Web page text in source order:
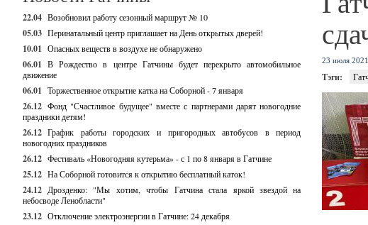
22.04 Возобновил работу сезонный маршрут № 10
05.03 Перинатальный центр приглашает на День открытых дверей!
10.01 Опасных веществ в воздухе не обнаружено
06.01 В Рождество в центре Гатчины будет перекрыто автомобильное
движение
06.01 Торжественное открытие катка на Соборной - 7 января
26.12 Фонд "Счастливое будущее" вместе с партнерами дарят новогодние
праздники детям!
26.12 График работы городских и пригородных автобусов в период
новогодних праздников
26.12 Фестиваль «Новогодняя кутерьма» - с 1 по 8 января в Гатчине
25.12 На Соборной готовится к открытию бесплатный каток!
24.12 Дрозденко: "Мы хотим, чтобы Гатчина стала яркой звездой на
небосводе Ленобласти"
23.12 Отключение электроэнергии в Гатчине: 24 декабря
23 июля 2021
Тэги: